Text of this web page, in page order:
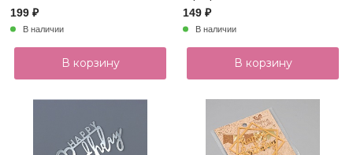
199 ₽
В наличии
В корзину
149 ₽
В наличии
В корзину